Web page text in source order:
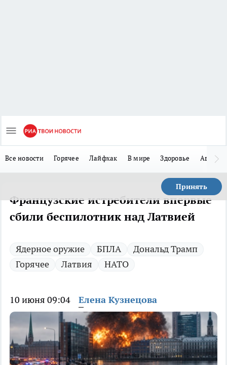
Все новости Горячее Лайфхак В мире Здоровье Авто
Принять
Французские истребители впервые
сбили беспилотник над Латвией
Ядерное оружие БПЛА
Дональд Трамп
Горячее
Латвия НАТО
10 июня 09:04 Елена Кузнецова